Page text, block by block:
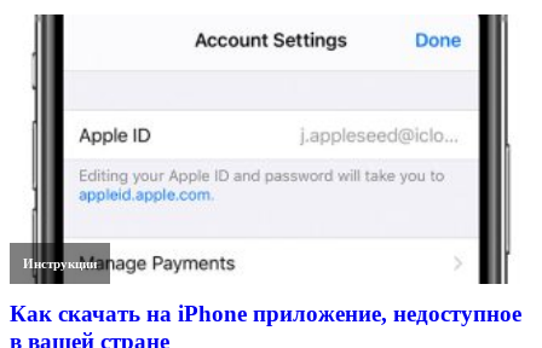
Инструкции
Как скачать на iPhone приложение, недоступное
в вашей стране